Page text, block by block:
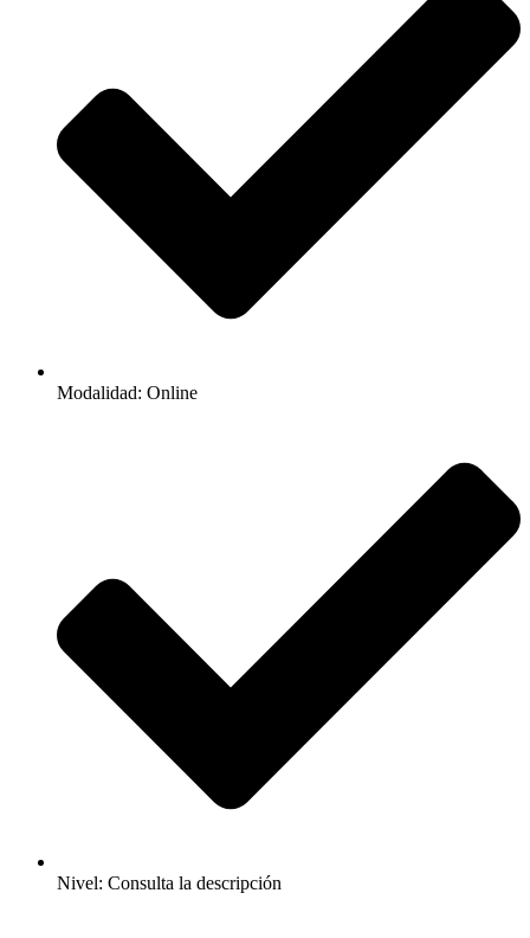
Modalidad: Online
Nivel: Consulta la descripción